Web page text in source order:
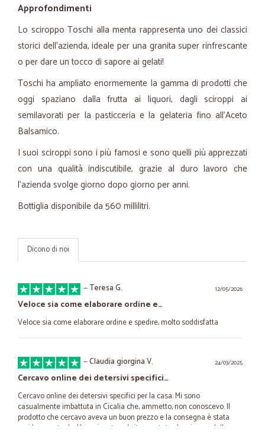
Approfondimenti
Lo sciroppo Toschi alla menta rappresenta uno dei classici
storici dell'azienda, ideale per una granita super rinfrescante
o per dare un tocco di sapore ai gelati!
Toschi ha ampliato enormemente la gamma di prodotti che
oggi spaziano dalla frutta ai liquori, dagli sciroppi ai
semilavorati per la pasticceria e la gelateria fino all'Aceto
Balsamico.
I suoi sciroppi sono i più famosi e sono quelli più apprezzati
con una qualità indiscutibile, grazie al duro lavoro che
l'azienda svolge giorno dopo giorno per anni.
Bottiglia disponibile da 560 millilitri.
Dicono di noi
12/05/2026
—Teresa G.
Veloce sia come elaborare ordine e…
Veloce sia come elaborare ordine e spedire, molto soddisfatta
24/03/2025
—Claudia giorgina V.
Cercavo online dei detersivi specifici…
Cercavo online dei detersivi specifici per la casa. Mi sono
casualmente imbattuta in Cicalia che, ammetto, non conoscevo. Il
prodotto che cercavo aveva un buon prezzo e la consegna è stata
rapida e puntuale. Ho curiosato sul sito e notato che ci sono delle